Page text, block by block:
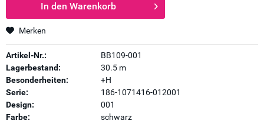
In den Warenkorb
Merken
Artikel-Nr.:
BB109-001
Lagerbestand:
30.5 m
Besonderheiten:
+H
Serie:
186-1071416-012001
Design:
001
Farbe:
schwarz